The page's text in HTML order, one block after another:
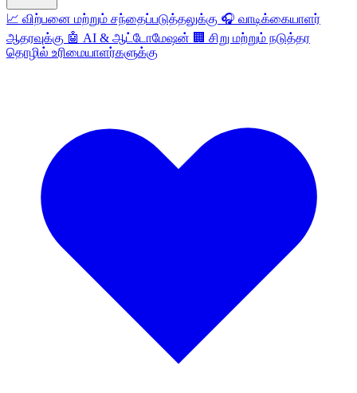
📈 விற்பனை மற்றும் சந்தைப்படுத்தலுக்கு 🎧 வாடிக்கையாளர்
ஆதரவுக்கு 🤖 AI & ஆட்டோமேஷன் 🏢 சிறு மற்றும் நடுத்தர
தொழில் உரிமையாளர்களுக்கு